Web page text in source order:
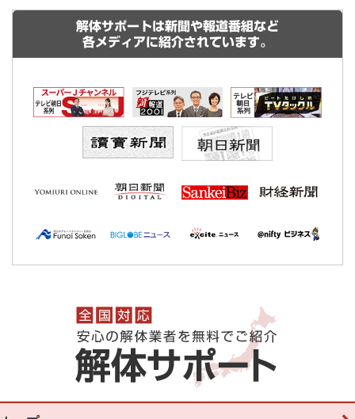
解体サポートは新聞や報道番組など
各メディアに紹介されています。